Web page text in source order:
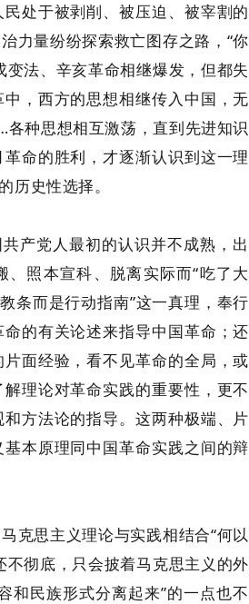
处于被剥削、被压迫、被宰割的
力量纷纷探索救亡图存之路，“你
法、辛亥革命相继爆发，但都失
，西方的思想相继传入中国，无
种思想相互激荡，直到先进知识
命的胜利，才逐渐认识到这一理
历史性选择。
产党人最初的认识并不成熟，出
照本宣科、脱离实际而“吃了大
条而是行动指南”这一真理，奉行
的有关论述来指导中国革命；还
面经验，看不见革命的全局，或
理论对革命实践的重要性，更不
方法论的指导。这两种极端、片
本原理同中国革命实践之间的辩
克思主义理论与实践相结合“何以
彻底，只会披着马克思主义的外
和民族形式分离起来”的一点也不